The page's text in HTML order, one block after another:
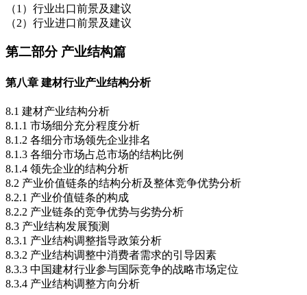
（1）行业出口前景及建议
（2）行业进口前景及建议
第二部分 产业结构篇
第八章 建材行业产业结构分析
8.1 建材产业结构分析
8.1.1 市场细分充分程度分析
8.1.2 各细分市场领先企业排名
8.1.3 各细分市场占总市场的结构比例
8.1.4 领先企业的结构分析
8.2 产业价值链条的结构分析及整体竞争优势分析
8.2.1 产业价值链条的构成
8.2.2 产业链条的竞争优势与劣势分析
8.3 产业结构发展预测
8.3.1 产业结构调整指导政策分析
8.3.2 产业结构调整中消费者需求的引导因素
8.3.3 中国建材行业参与国际竞争的战略市场定位
8.3.4 产业结构调整方向分析